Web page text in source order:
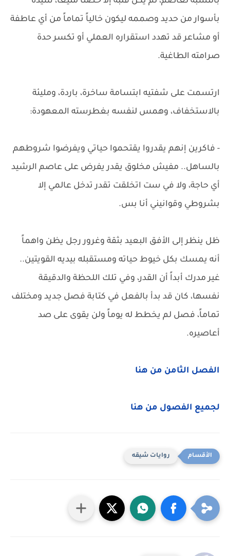
بأسوار من حديد وصممه ليكون خالياً تماماً من أي عاطفة
أو مشاعر قد تهدد استقراره العملي أو تكسر حدة
صرامته الطاغية.
ارتسمت على شفتيه ابتسامة ساخرة، باردة، ومليئة
بالاستخفاف، وهمس لنفسه بغطرسته المعهودة:
- فاكرين إنهم يقدروا يقتحموا حياتي ويفرضوا شروطهم
بالساهل.. مفيش مخلوق يقدر يفرض على عاصم الرشيد
أي حاجة، ولا في ست اتخلقت تقدر تدخل عالمي إلا
بشروطي وقوانيني أنا بس.
ظل ينظر إلى الأفق البعيد بثقة وغرور رجل يظن واهماً
أنه يمسك بكل خيوط حياته ومستقبله بيديه القويتين..
غير مدرك أبداً أن القدر، وفي تلك اللحظة والدقيقة
نفسها، كان قد بدأ بالفعل في كتابة فصل جديد ومختلف
تماماً، فصل لم يخطط له يوماً ولن يقوى على صد
أعاصيره.
الفصل الثامن من هنا
لجميع الفصول من هنا
روايات شيقه